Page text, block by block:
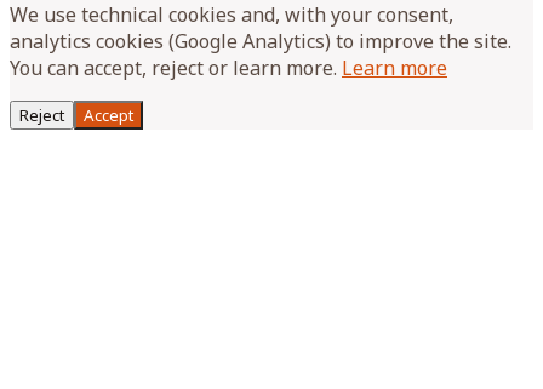
We use technical cookies and, with your consent,
analytics cookies (Google Analytics) to improve the site.
You can accept, reject or learn more. Learn more
Reject Accept